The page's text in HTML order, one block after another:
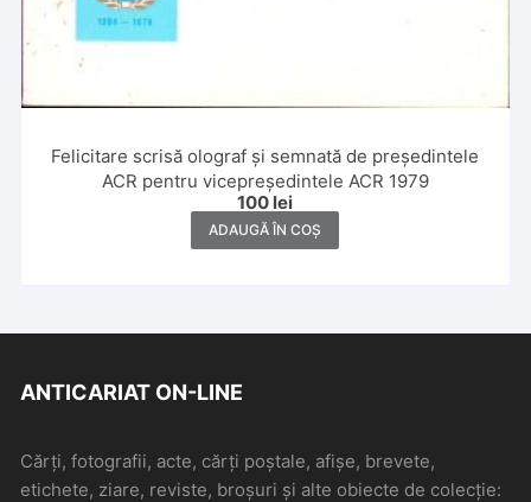
Felicitare scrisă olograf și semnată de președintele
ACR pentru vicepreședintele ACR 1979
100 lei
ADAUGĂ ÎN COȘ
ANTICARIAT ON-LINE
Cărți, fotografii, acte, cărți poștale, afișe, brevete,
etichete, ziare, reviste, broșuri și alte obiecte de colecție: